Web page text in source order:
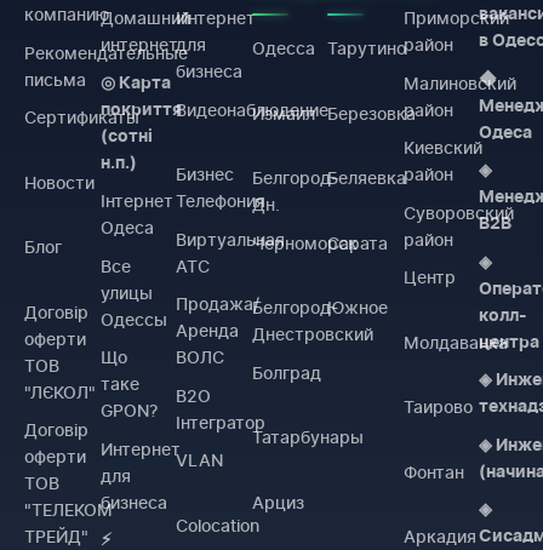
компанию
Рекомендательные
письма
Сертификаты
Новости
Блог
Договiр
оферти
ТОВ
"ЛЄКОЛ"
Договiр
оферти
ТОВ
"ТЕЛЕКОМ
ТРЕЙД"
Домашний
интернет
◎ Карта
покриття
(сотні
н.п.)
Інтернет
Одеса
Все
улицы
Одессы
Що
таке
GPON?
Интернет
для
бизнеса
⚡
Интернет
для
бизнеса
Видеонаблюдение
Бизнес
Телефония
Виртуальная
АТС
Продажа/
Аренда
ВОЛС
B2O
Інтегратор
VLAN
Colocation
Одесса
Измаил
Белгород-
Дн.
Черноморск
Белгород-
Днестровский
Болград
Татарбунары
Арциз
Тарутино
Березовка
Беляевка
Сарата
Южное
Приморский
район
Малиновский
район
Киевский
район
Суворовский
район
Центр
Молдаванка
Таирово
Фонтан
Аркадия
в
◆
Одеса
◈
B2B
◈
колл-
центра
◈
◈
◈